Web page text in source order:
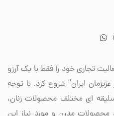
دیزاین در زمستان 1398 فعالیت تجاری خود را فقط با یک آرزو
ایران” شروع کرد. با توجه
ای مختلف محصولات زنان،